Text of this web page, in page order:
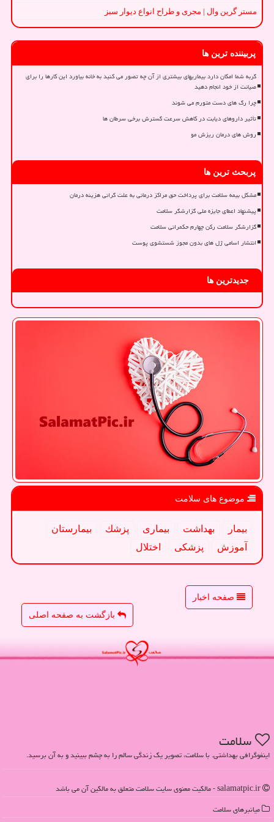
مستر گرین وال | مجری و طراح انواع دیوار سبز
پربیننده ترین ها
گربه شما امکان دارد بیماریهای بیشتری از آن چه تصور می کنید به خانه بیاورد این کارها را برای
صیانت از خود انجام دهید
چرا رگ های دست متورم می شوند
تأثیر داروهای دیابت در کاهش سرعت گسترش برخی سرطان ها
روش های درمان ریزش مو
پربحث ترین ها
مشکل بیمه سلامت برای پرداخت حق مراکز درمانی به علت گرانی هزینه درمان
پیشنهاد اعطای جایزه ملی گزارشگر سلامت
گزارشگر سلامت رکن چهارم حکمرانی سلامت
انتشار اسامی ژل های بدون مجوز شستشوی پوست
جدیدترین ها
موضوع های سلامت
بیمار بهداشت بیماری پزشك
بیمارستان
آموزش
پزشكی اختلال
صفحه اخبار
بازگشت به صفحه اصلی
سلامت
اینفوگرافی بهداشتی. با سلامت، تصویر یک زندگی سالم را به چشم ببینید و به آن برسید.
میانبرهای سلامت